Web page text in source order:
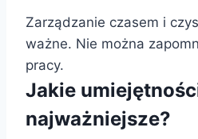
Zarządzanie czasem i
ważne. Nie można
pracy.
Jakie
najważniejsze?